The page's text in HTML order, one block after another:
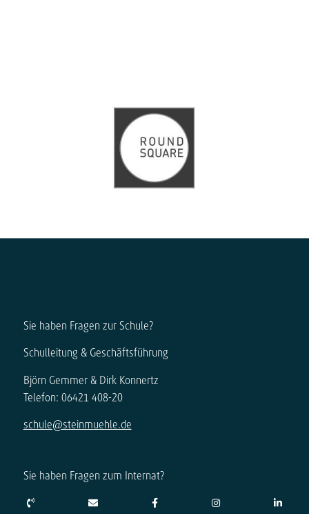
Sie haben Fragen zur Schule?
Schulleitung & Geschäftsführung
Björn Gemmer & Dirk Konnertz
Telefon: 06421 408-20
schule@steinmuehle.de
Sie haben Fragen zum Internat?
Internatsleitung & Geschäftsführung